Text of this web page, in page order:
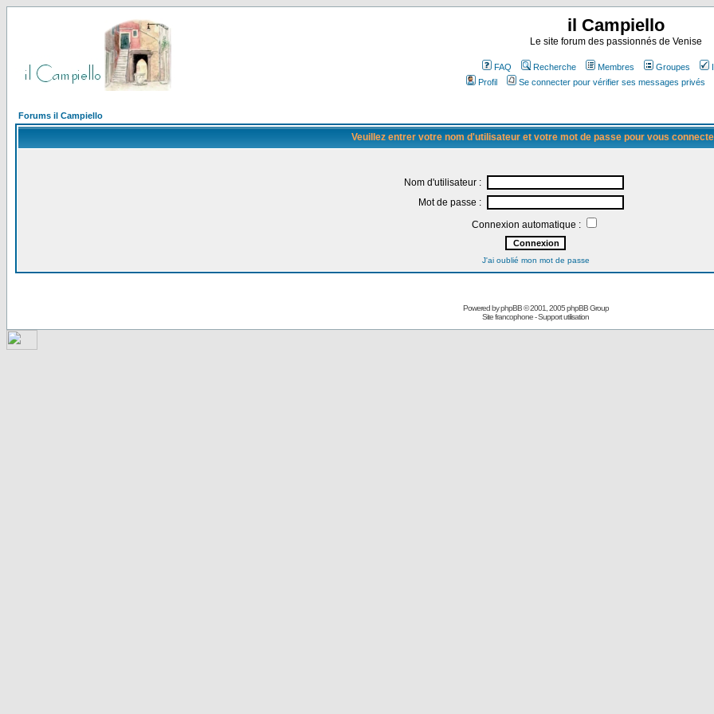
il Campiello
Le site forum des passionnés de Venise
FAQ Recherche Membres Groupes
Profil
Se connecter pour vérifier ses messages privés
Forums il Campiello
Veuillez entrer votre nom d'utilisateur et votre mot de passe pour vous
Nom d'utilisateur :
Mot de passe :
Connexion automatique :
J'ai oublié mon mot de passe
Powered byphpBB© 2001, 2005 phpBB Group
Site francophone-Support utilisation